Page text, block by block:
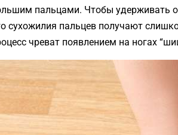
пальцами. Чтобы удерживать
сухожилия пальцев получают
чреват появлением на ногах